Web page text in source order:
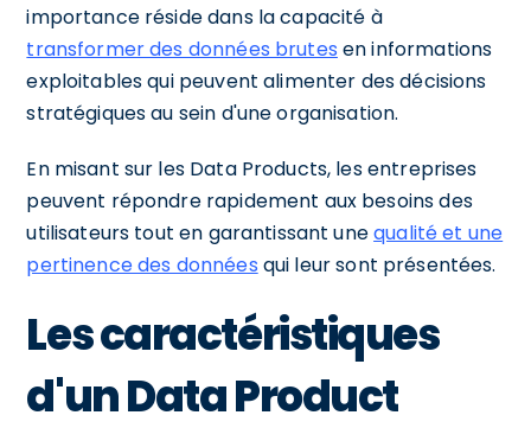
importance réside dans la capacité à
transformer des données brutes en informations
exploitables qui peuvent alimenter des décisions
stratégiques au sein d'une organisation.
En misant sur les Data Products, les entreprises
peuvent répondre rapidement aux besoins des
utilisateurs tout en garantissant unequalité et une
pertinence des données qui leur sont présentées.
Les caractéristiques
d'un Data Product